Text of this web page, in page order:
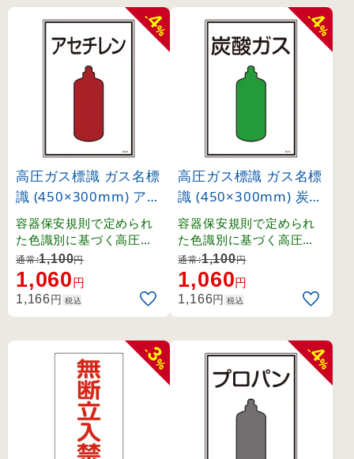
-
4
%
高圧ガス標識 ガス名標
識 (450×300mm) アセ
チレン (39106)
容器保安規則で定められ
た色識別に基づく高圧ガ
ス関係の標識です。
通常:1,100円
1,060円
1,166円 税込
-
4
%
高圧ガス標識 ガス名標
識 (450×300mm) 炭酸
ガス (39107)
容器保安規則で定められ
た色識別に基づく高圧ガ
ス関係の標識です。
通常:1,100円
1,060円
1,166円 税込
-
3
%
-
4
%